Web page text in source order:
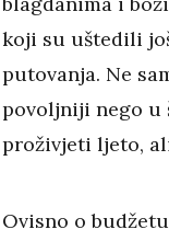
koji su uštedili
putovanja. Ne
povoljniji nego u
proživjeti ljeto,
Ovisno o